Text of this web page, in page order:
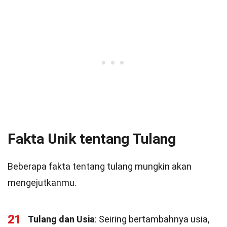
Fakta Unik tentang Tulang
Beberapa fakta tentang tulang mungkin akan
mengejutkanmu.
21 Tulang dan Usia: Seiring bertambahnya usia,